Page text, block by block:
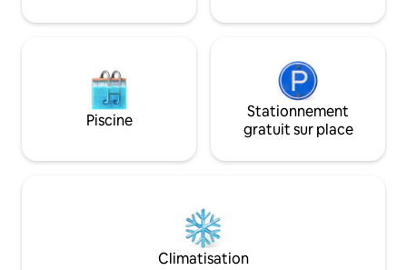
cet endroit autant que moi.
Piscine
Stationnement
gratuit sur place
Climatisation